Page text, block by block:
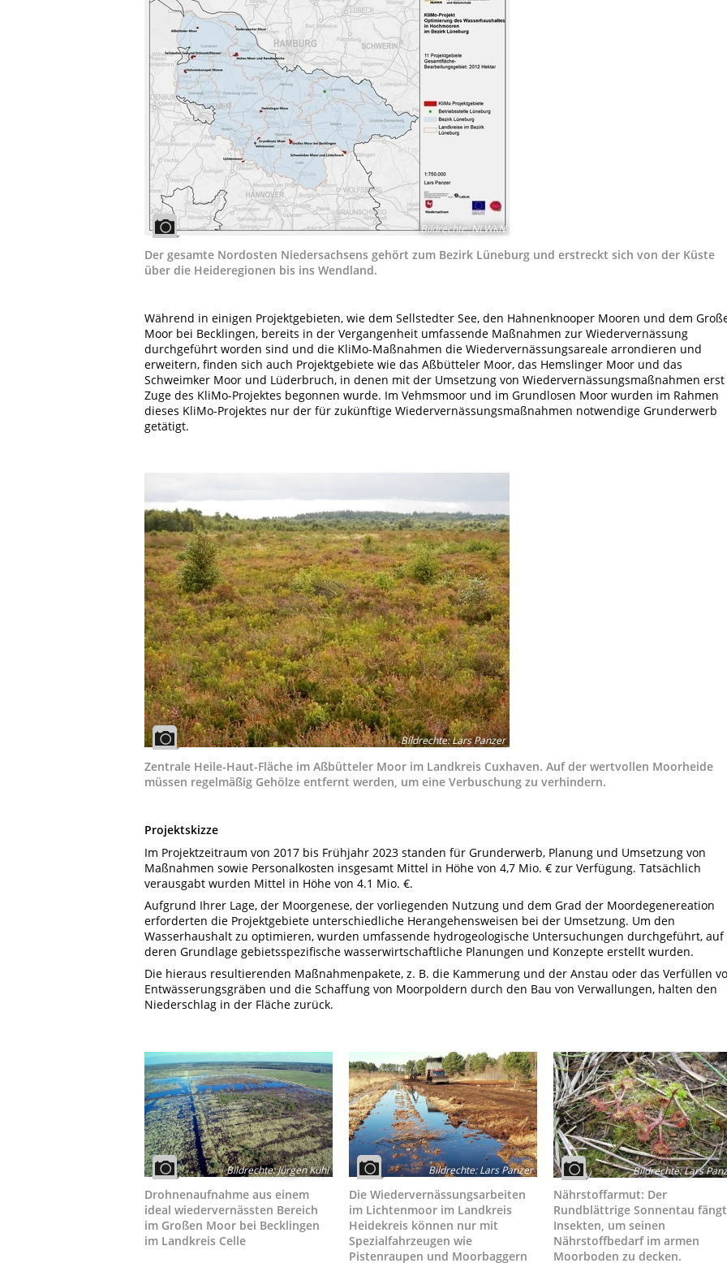
Bildrechte:NLWKN
Der gesamte Nordosten Niedersachsens gehört zum Bezirk Lüneburg und erstreckt sich von der Küste
über die Heideregionen bis ins Wendland.
Während in einigen Projektgebieten, wie dem Sellstedter See, den Hahnenknooper Mooren und dem
Moor bei Becklingen, bereits in der Vergangenheit umfassende Maßnahmen zur Wiedervernässung
durchgeführt worden sind und die KliMo-Maßnahmen die Wiedervernässungsareale arrondieren und
erweitern, finden sich auch Projektgebiete wie das Aßbütteler Moor, das Hemslinger Moor und das
Schweimker Moor und Lüderbruch, in denen mit der Umsetzung von Wiedervernässungsmaßnahmen erst
Zuge des KliMo-Projektes begonnen wurde. Im Vehmsmoor und im Grundlosen Moor wurden im Rahmen
dieses KliMo-Projektes nur der für zukünftige Wiedervernässungsmaßnahmen notwendige Grunderwerb
getätigt.
Bildrechte:Lars Panzer
Zentrale Heile-Haut-Fläche im Aßbütteler Moor im Landkreis Cuxhaven. Auf der wertvollen Moorheide
müssen regelmäßig Gehölze entfernt werden, um eine Verbuschung zu verhindern.
Projektskizze
Im Projektzeitraum von 2017 bis Frühjahr 2023 standen für Grunderwerb, Planung und Umsetzung von
Maßnahmen sowie Personalkosten insgesamt Mittel in Höhe von 4,7 Mio. € zur Verfügung. Tatsächlich
verausgabt wurden Mittel in Höhe von 4.1 Mio. €.
Aufgrund Ihrer Lage, der Moorgenese, der vorliegenden Nutzung und dem Grad der Moordegenereation
erforderten die Projektgebiete unterschiedliche Herangehensweisen bei der Umsetzung. Um den
Wasserhaushalt zu optimieren, wurden umfassende hydrogeologische Untersuchungen durchgeführt, auf
deren Grundlage gebietsspezifische wasserwirtschaftliche Planungen und Konzepte erstellt wurden.
Die hieraus resultierenden Maßnahmenpakete, z. B. die Kammerung und der Anstau oder das Verfüllen
Entwässerungsgräben und die Schaffung von Moorpoldern durch den Bau von Verwallungen, halten den
Niederschlag in der Fläche zurück.
Bildrechte:Jürgen Kühl
Drohnenaufnahme aus einem
ideal wiedervernässten Bereich
im Großen Moor bei Becklingen
im Landkreis Celle
Bildrechte:Lars Panzer
Die Wiedervernässungsarbeiten
im Lichtenmoor im Landkreis
Heidekreis können nur mit
Spezialfahrzeugen wie
Pistenraupen und Moorbaggern
Bildrechte:Lars
Nährstoffarmut: Der
Rundblättrige Sonnentau fängt
Insekten, um seinen
Nährstoffbedarf im armen
Moorboden zu decken.